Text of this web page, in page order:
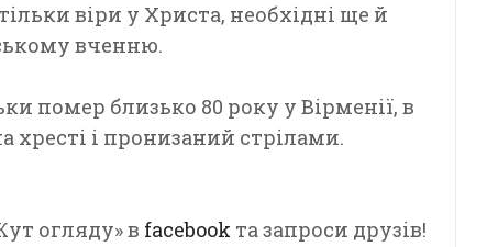
віри у Христа, необхідні ще й
вченню.
помер близько 80 року у Вірменії, в
хресті і пронизаний стрілами.
огляду» в facebook та запроси друзів!